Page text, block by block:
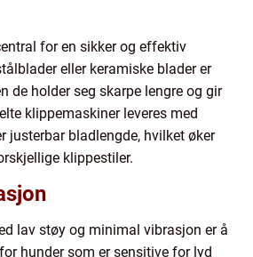
for en sikker og effektiv
eller keramiske blader er
de holder seg skarpe lengre og gir
klippemaskiner leveres med
justerbar bladlengde, hvilket øker
klippestiler.
lav støy og minimal vibrasjon er å
hunder som er sensitive for lyd